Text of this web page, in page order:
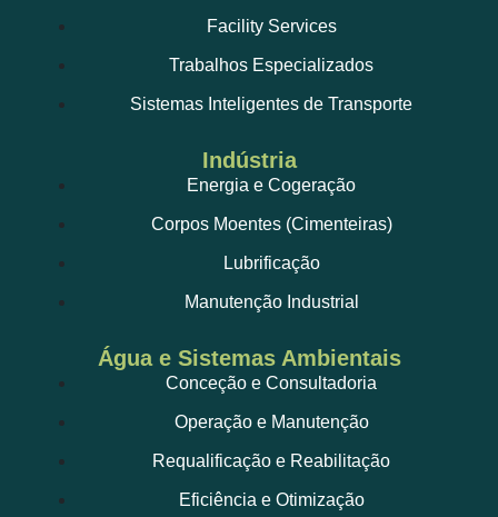
Facility Services
Trabalhos Especializados
Sistemas Inteligentes de Transporte
Indústria
Energia e Cogeração
Corpos Moentes (Cimenteiras)
Lubrificação
Manutenção Industrial
Água e Sistemas Ambientais
Conceção e Consultadoria
Operação e Manutenção
Requalificação e Reabilitação
Eficiência e Otimização